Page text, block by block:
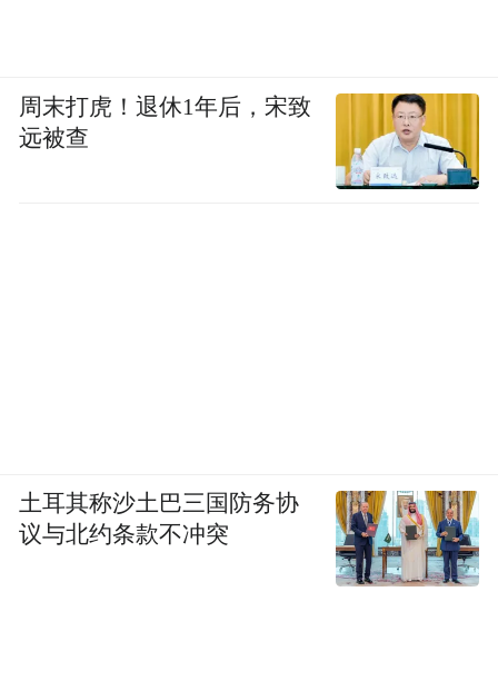
周末打虎！退休1年后，宋致
远被查
土耳其称沙土巴三国防务协
议与北约条款不冲突